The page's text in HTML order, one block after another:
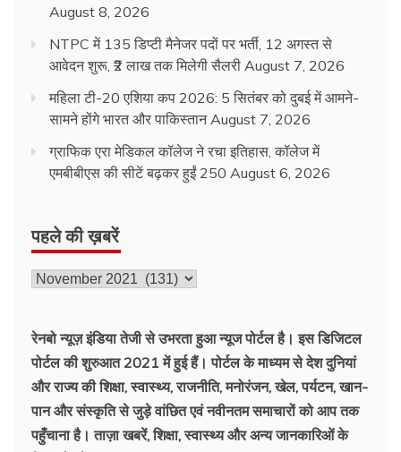
August 8, 2026
NTPC में 135 डिप्टी मैनेजर पदों पर भर्ती, 12 अगस्त से
आवेदन शुरू, ₹2 लाख तक मिलेगी सैलरी August 7, 2026
महिला टी-20 एशिया कप 2026: 5 सितंबर को दुबई में आमने-
सामने होंगे भारत और पाकिस्तान August 7, 2026
ग्राफिक एरा मेडिकल कॉलेज ने रचा इतिहास, कॉलेज में
एमबीबीएस की सीटें बढ़कर हुईं 250 August 6, 2026
पहले की ख़बरें
पहले
रेनबो न्यूज़ इंडिया तेजी से उभरता हुआ न्‍यूज पोर्टल है। इस डिजिटल
पोर्टल की शुरुआत 2021 में हुई हैं। पोर्टल के माध्यम से देश दुनियां
और राज्य की शिक्षा, स्वास्थ्य, राजनीति, मनोरंजन, खेल, पर्यटन, खान-
पान और संस्कृति से जुड़े वांछित एवं नवीनतम समाचारों को आप तक
पहुँचाना है। ताज़ा खबरें, शिक्षा, स्वास्थ्य और अन्य जानकारिओं के